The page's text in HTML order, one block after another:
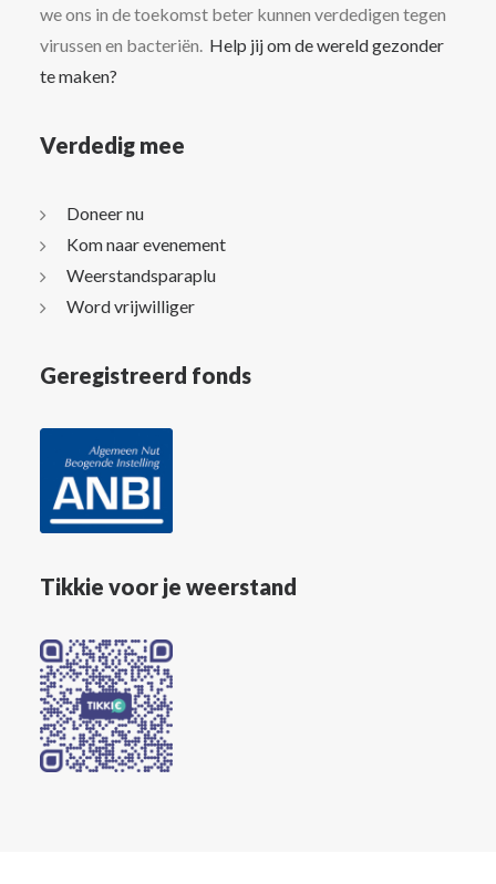
we ons in de toekomst beter kunnen verdedigen tegen
virussen en bacteriën. Help jij om de wereld gezonder
te maken?
Verdedig mee
Doneer nu
Kom naar evenement
Weerstandsparaplu
Word vrijwilliger
Geregistreerd fonds
Tikkie voor je weerstand